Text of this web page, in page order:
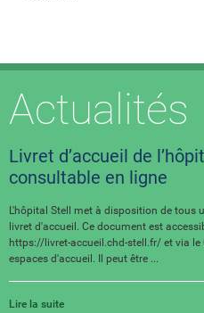
Actualités
Livret d’accueil de
consultable en ligne
L'hôpital Stell met à disposition de tous
livret d'accueil. Ce document est
https://livret-accueil.chd-stell.fr/ et via le
espaces d'accueil. Il peut être ...
Lire la suite